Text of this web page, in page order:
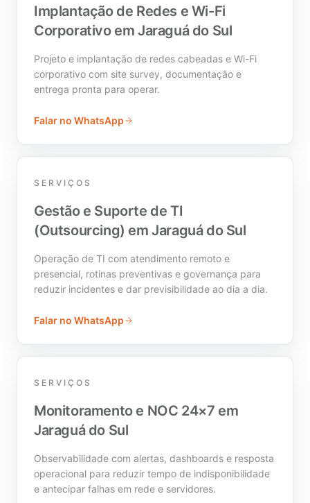
Implantação de Redes e Wi-Fi
Corporativo em Jaraguá do Sul
Projeto e implantação de redes cabeadas e Wi-Fi
corporativo com site survey, documentação e
entrega pronta para operar.
Falar no WhatsApp
SERVIÇOS
Gestão e Suporte de TI
(Outsourcing) em Jaraguá do Sul
Operação de TI com atendimento remoto e
presencial, rotinas preventivas e governança para
reduzir incidentes e dar previsibilidade ao dia a dia.
Falar no WhatsApp
SERVIÇOS
Monitoramento e NOC 24×7 em
Jaraguá do Sul
Observabilidade com alertas, dashboards e resposta
operacional para reduzir tempo de indisponibilidade
e antecipar falhas em rede e servidores.